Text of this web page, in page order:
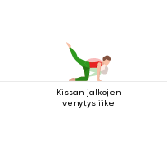
Kissan jalkojen
venytysliike